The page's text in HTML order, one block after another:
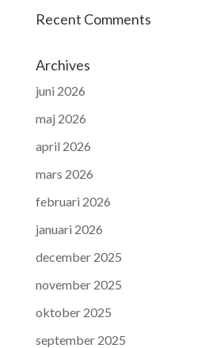
Recent Comments
Archives
juni 2026
maj 2026
april 2026
mars 2026
februari 2026
januari 2026
december 2025
november 2025
oktober 2025
september 2025